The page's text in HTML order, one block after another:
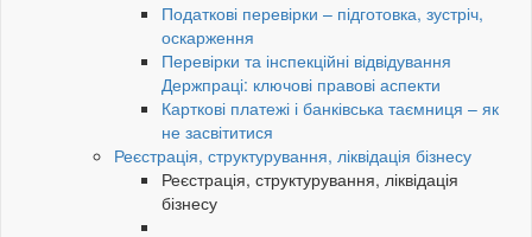
Податкові перевірки – підготовка, зустріч,
оскарження
Перевірки та інспекційні відвідування
Держпраці: ключові правові аспекти
Карткові платежі і банківська таємниця – як
не засвітитися
Реєстрація, структурування, ліквідація бізнесу
Реєстрація, структурування, ліквідація
бізнесу